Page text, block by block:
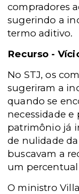
compradores
sugerindo a
termo aditivo.
Recurso -
No STJ, os
sugeriram a
quando se
necessidade
patrimônio já
de nulidade
buscavam a
um percentual
O ministro